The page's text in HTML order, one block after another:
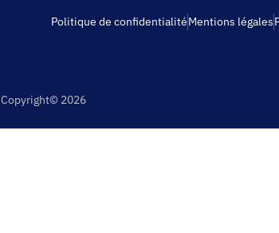
Politique de confidentialitéMentions légales
Copyright© 2026